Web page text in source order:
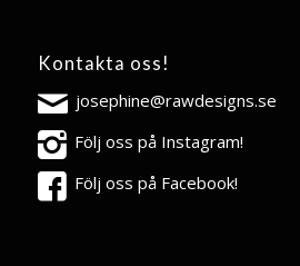
Kontakta oss!
josephine@rawdesigns.se
Följ oss på Instagram!
Följ oss på Facebook!